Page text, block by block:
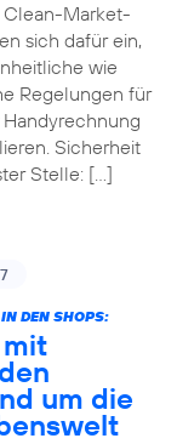
Clean-Market-
sich dafür ein,
wie
Regelungen für
Sicherheit
Stelle: […]
DEN SHOPS:
mit
um die